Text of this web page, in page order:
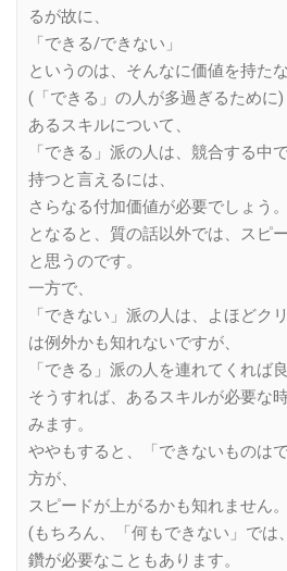
るが故に、
「できる/できない」
というのは、そんなに価値を持た
(「できる」の人が多過ぎるために)
あるスキルについて、
「できる」派の人は、競合する中
持つと言えるには、
さらなる付加価値が必要でしょう。
となると、質の話以外では、スピ
と思うのです。
一方で、
「できない」派の人は、よほどク
は例外かも知れないですが、
「できる」派の人を連れてくれば
そうすれば、あるスキルが必要な
みます。
ややもすると、「できないものは
方が、
スピードが上がるかも知れません。
(もちろん、「何もできない」では
鑽が必要なこともあります。